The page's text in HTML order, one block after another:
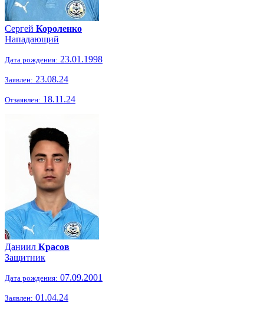
Сергей Короленко
Нападающий
Дата рождения: 23.01.1998
Заявлен: 23.08.24
Отзаявлен: 18.11.24
Даниил Красов
Защитник
Дата рождения: 07.09.2001
Заявлен: 01.04.24